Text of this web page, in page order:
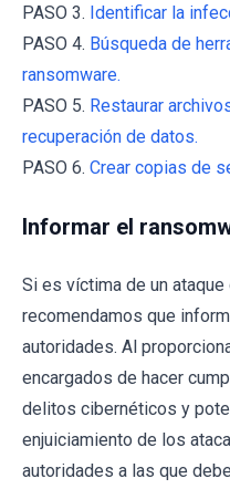
PASO 3. Identificar la
PASO 4. Búsqueda de
ransomware.
PASO 5. Restaurar
recuperación de datos.
PASO 6. Crear copias de
Informar el
Si es víctima de un
recomendamos que
autoridades. Al
encargados de hacer
delitos cibernéticos y
enjuiciamiento de los
autoridades a las que